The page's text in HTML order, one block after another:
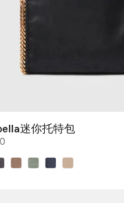
迷你托特包